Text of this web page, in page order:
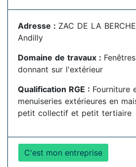
Adresse : ZAC DE LA
Andilly
Domaine de travaux :
donnant sur l'extérieur
Qualification RGE : Fourniture
menuiseries extérieures en
petit collectif et petit tertiaire
C'est mon entreprise